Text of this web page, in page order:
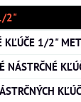
2"
KĽÚČE 1/2"
NÁSTRČNÉ